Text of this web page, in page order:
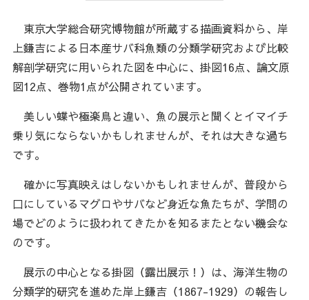
東京大学総合研究博物館が所蔵する描画資料から、岸
上鎌吉による日本産サバ科魚類の分類学研究および比較
解剖学研究に用いられた図を中心に、掛図16点、論文原
図12点、巻物1点が公開されています。
美しい蝶や極楽鳥と違い、魚の展示と聞くとイマイチ
乗り気にならないかもしれませんが、それは大きな過ち
です。
確かに写真映えはしないかもしれませんが、普段から
口にしているマグロやサバなど身近な魚たちが、学問の
場でどのように扱われてきたかを知るまたとない機会な
のです。
展示の中心となる掛図（露出展示！）は、海洋生物の
分類学的研究を進めた岸上鎌吉（1867-1929）の報告し